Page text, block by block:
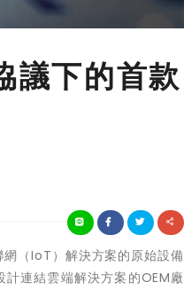
議下的首款
（IoT）解決方案的原始設備
連結雲端解決方案的OEM廠